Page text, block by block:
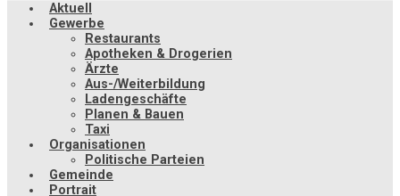
Aktuell
Gewerbe
Restaurants
Apotheken & Drogerien
Ärzte
Aus-/Weiterbildung
Ladengeschäfte
Planen & Bauen
Taxi
Organisationen
Politische Parteien
Gemeinde
Portrait